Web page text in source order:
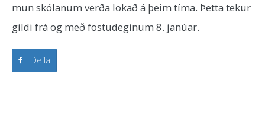
mun skólanum verða lokað á þeim tíma. Þetta tekur
gildi frá og með föstudeginum 8. janúar.
Deila